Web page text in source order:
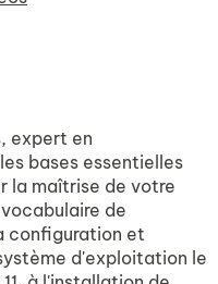
expert en
bases essentielles
la maîtrise de votre
de
configuration et
d'exploitation le